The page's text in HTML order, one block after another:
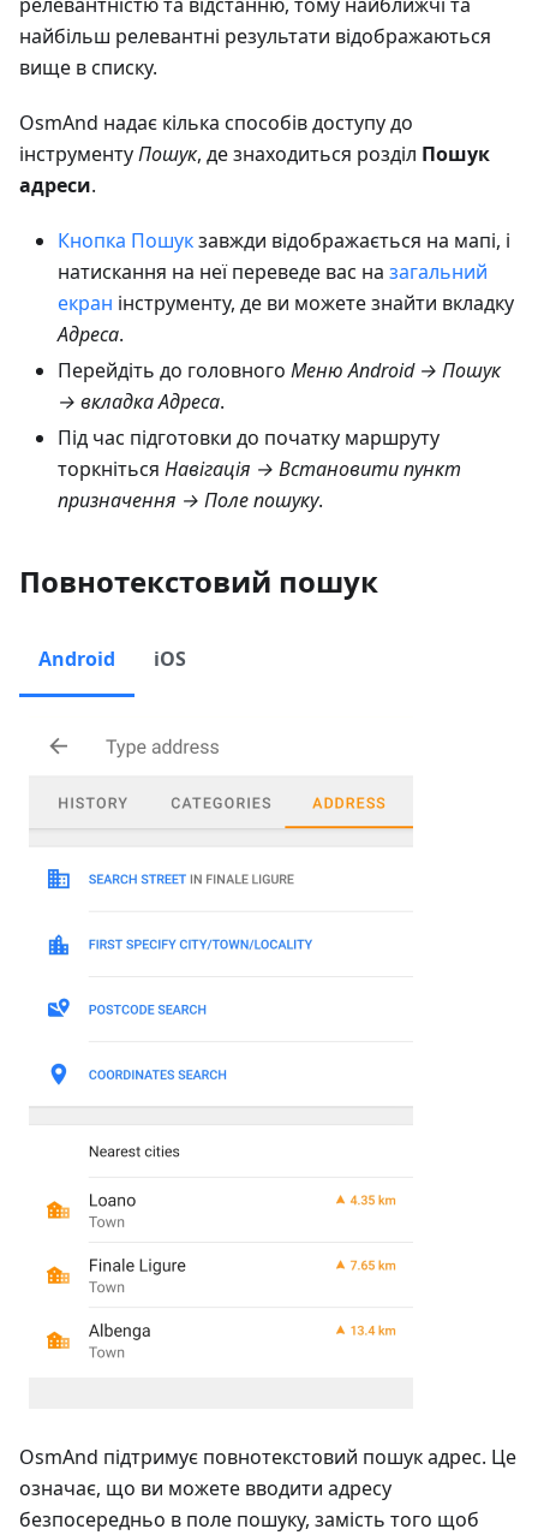
найбільш релевантні результати відображаються
вище в списку.
OsmAnd надає кілька способів доступу до
інструментуПошук, де знаходиться розділ Пошук
адреси.
Кнопка Пошукзавжди відображається на мапі, і
натискання на неї переведе вас на загальний
екран інструменту, де ви можете знайти вкладку
Адреса.
Перейдіть до головного Меню Android → Пошук
→ вкладка Адреса.
Під час підготовки до початку маршруту
торкніться Навігація → Встановити пункт
призначення → Поле пошуку.
Повнотекстовий пошук
Android iOS
OsmAnd підтримує повнотекстовий пошук адрес. Це
означає, що ви можете вводити адресу
безпосередньо в поле пошуку, замість того щоб